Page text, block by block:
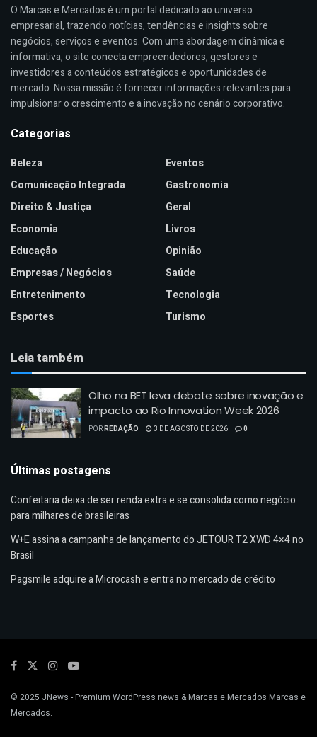
O Marcas e Mercados é um portal dedicado ao universo
empresarial, trazendo notícias, tendências e insights sobre
negócios, serviços e eventos. Com uma abordagem dinâmica e
informativa, o site conecta empreendedores, gestores e
investidores a conteúdos estratégicos e oportunidades de
mercado. Nossa missão é fornecer informações relevantes para
impulsionar o crescimento e a inovação no cenário corporativo.
Categorias
Beleza
Comunicação Integrada
Direito & Justiça
Economia
Educação
Empresas / Negócios
Entretenimento
Esportes
Eventos
Gastronomia
Geral
Livros
Opinião
Saúde
Tecnologia
Turismo
Leia também
Olho na BET leva debate sobre inovação e
impacto ao Rio Innovation Week 2026
PORREDAÇÃO 3 DE AGOSTO DE 2026 0
Últimas postagens
Confeitaria deixa de ser renda extra e se consolida como negócio
para milhares de brasileiras
W+E assina a campanha de lançamento do JETOUR T2 XWD 4×4 no
Brasil
Pagsmile adquire a Microcash e entra no mercado de crédito
© 2025 JNews - Premium WordPress news & Marcas e Mercados Marcas e
Mercados.